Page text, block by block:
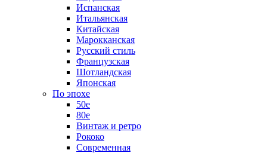
Испанская
Итальянская
Китайская
Марокканская
Русский стиль
Французская
Шотландская
Японская
По эпохе
50е
80е
Винтаж и ретро
Рококо
Современная